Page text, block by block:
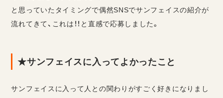
と思っていたタイミングで偶然SNSでサンフェイスの紹介が
流れてきて、これは！！と直感で応募しました。
★サンフェイスに入ってよかったこと
サンフェイスに入って人との関わりがすごく好きになりまし